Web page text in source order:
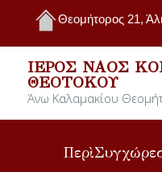
Θεομήτορος 21,
ΙΕΡΌΣ ΝΑΌΣ
ΘΕΟΤΌΚΟΥ
Άνω Καλαμακίου
Περὶ